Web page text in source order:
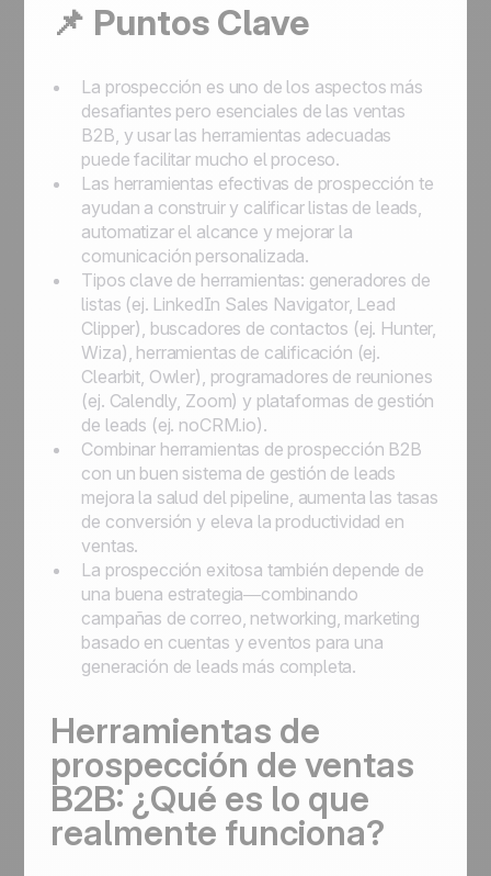
📌 Puntos Clave
La prospección es uno de los aspectos más
desafiantes pero esenciales de las ventas
B2B, y usar las herramientas adecuadas
puede facilitar mucho el proceso.
Las herramientas efectivas de prospección te
ayudan a construir y calificar listas de leads,
automatizar el alcance y mejorar la
comunicación personalizada.
Tipos clave de herramientas: generadores de
listas (ej. LinkedIn Sales Navigator, Lead
Clipper), buscadores de contactos (ej. Hunter,
Wiza), herramientas de calificación (ej.
Clearbit, Owler), programadores de reuniones
(ej. Calendly, Zoom) y plataformas de gestión
de leads (ej. noCRM.io).
Combinar herramientas de prospección B2B
con un buen sistema de gestión de leads
mejora la salud del pipeline, aumenta las tasas
de conversión y eleva la productividad en
ventas.
La prospección exitosa también depende de
una buena estrategia—combinando
campañas de correo, networking, marketing
basado en cuentas y eventos para una
generación de leads más completa.
Herramientas de
prospección de ventas
B2B: ¿Qué es lo que
realmente funciona?